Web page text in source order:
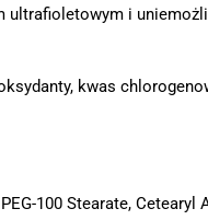
i
kwas
100 Stearate,